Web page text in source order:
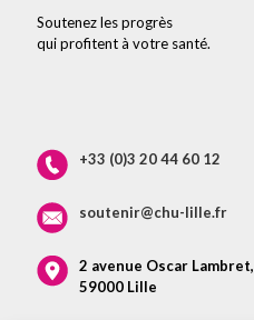
Soutenez les progrès
qui profitent à votre santé.
+33 (0)3 20 44 60 12
soutenir@chu-lille.fr
2 avenue Oscar Lambret,
59000 Lille